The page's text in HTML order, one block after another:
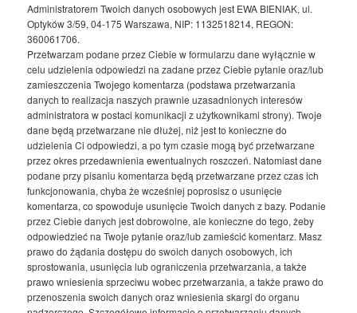
Administratorem Twoich danych osobowych jest EWA BIENIAK, ul.
Optyków 3/59, 04-175 Warszawa, NIP: 1132518214, REGON:
360061706.
Przetwarzam podane przez Ciebie w formularzu dane wyłącznie w
celu udzielenia odpowiedzi na zadane przez Ciebie pytanie oraz/lub
zamieszczenia Twojego komentarza (podstawa przetwarzania
danych to realizacja naszych prawnie uzasadnionych interesów
administratora w postaci komunikacji z użytkownikami strony). Twoje
dane będą przetwarzane nie dłużej, niż jest to konieczne do
udzielenia Ci odpowiedzi, a po tym czasie mogą być przetwarzane
przez okres przedawnienia ewentualnych roszczeń. Natomiast dane
podane przy pisaniu komentarza będą przetwarzane przez czas ich
funkcjonowania, chyba że wcześniej poprosisz o usunięcie
komentarza, co spowoduje usunięcie Twoich danych z bazy. Podanie
przez Ciebie danych jest dobrowolne, ale konieczne do tego, żeby
odpowiedzieć na Twoje pytanie oraz/lub zamieścić komentarz. Masz
prawo do żądania dostępu do swoich danych osobowych, ich
sprostowania, usunięcia lub ograniczenia przetwarzania, a także
prawo wniesienia sprzeciwu wobec przetwarzania, a także prawo do
przenoszenia swoich danych oraz wniesienia skargi do organu